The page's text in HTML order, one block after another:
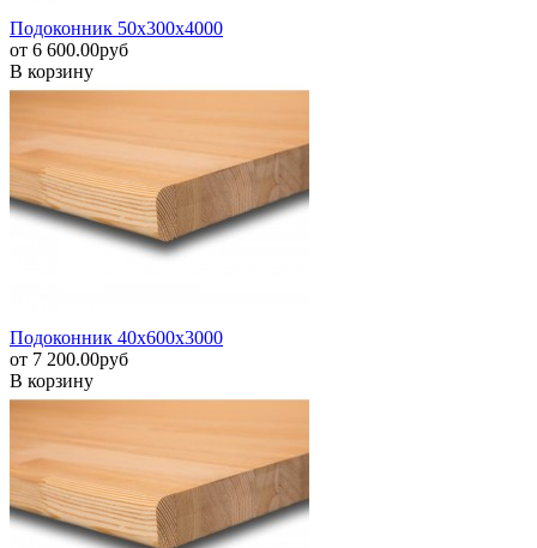
Подоконник 50х300х4000
от 6 600.00pуб
В корзину
Подоконник 40х600х3000
от 7 200.00pуб
В корзину